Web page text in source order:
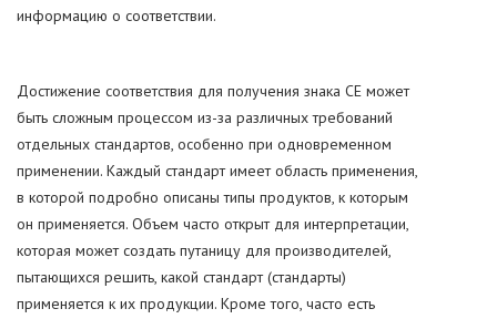
информацию о соответствии.
Достижение соответствия для получения знака CE может
быть сложным процессом из-за различных требований
отдельных стандартов, особенно при одновременном
применении. Каждый стандарт имеет область применения,
в которой подробно описаны типы продуктов, к которым
он применяется. Объем часто открыт для интерпретации,
которая может создать путаницу для производителей,
пытающихся решить, какой стандарт (стандарты)
применяется к их продукции. Кроме того, часто есть